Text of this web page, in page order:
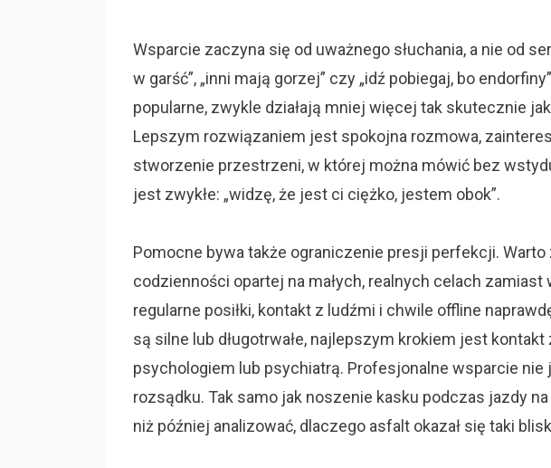
Wsparcie zaczyna się od uważnego słuchania, a nie od
w garść”, „inni mają gorzej” czy „idź pobiegaj, bo
popularne, zwykle działają mniej więcej tak skutecznie
Lepszym rozwiązaniem jest spokojna rozmowa,
stworzenie przestrzeni, w której można mówić bez
jest zwykłe: „widzę, że jest ci ciężko, jestem obok”.
Pomocne bywa także ograniczenie presji perfekcji. Warto
codzienności opartej na małych, realnych celach zamiast
regularne posiłki, kontakt z ludźmi i chwile offline
są silne lub długotrwałe, najlepszym krokiem jest
psychologiem lub psychiatrą. Profesjonalne wsparcie nie
rozsądku. Tak samo jak noszenie kasku podczas jazdy
niż później analizować, dlaczego asfalt okazał się taki